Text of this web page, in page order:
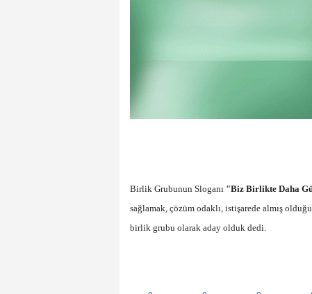
Birlik Grubunun Sloganı "Biz Birlikte Daha
sağlamak, çözüm odaklı, istişarede almış
birlik grubu olarak aday olduk dedi.